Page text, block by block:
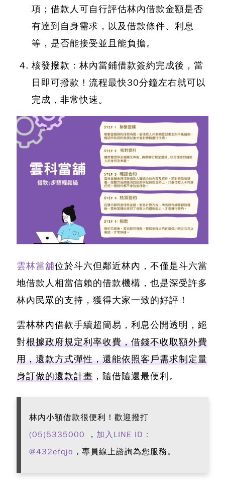
項；借款人可自行評估林內借款金額是否
有達到自身需求，以及借款條件、利息
等，是否能接受並且能負擔。
核發撥款：林內當鋪借款簽約完成後，當
日即可撥款！流程最快30分鐘左右就可以
完成，非常快速。
雲林當舖位於斗六但鄰近林內，不僅是斗六當
地借款人相當信賴的借款機構，也是深受許多
林內民眾的支持，獲得大家一致的好評！
雲林林內借款手續超簡易，利息公開透明，絕
對根據政府規定利率收費，借錢不收取額外費
用，還款方式彈性，還能依照客戶需求制定量
身訂做的還款計畫 ，隨借隨還最便利。
林內小額借款很便利！歡迎撥打
(05)5335000
， 加入LINE ID：
@432efqjo ，專員線上諮詢為您服務。